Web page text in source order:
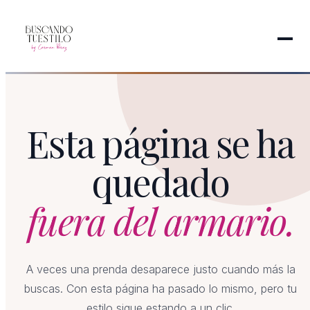
Esta página se ha
quedado
fuera del armario.
A veces una prenda desaparece justo cuando más la
buscas. Con esta página ha pasado lo mismo, pero tu